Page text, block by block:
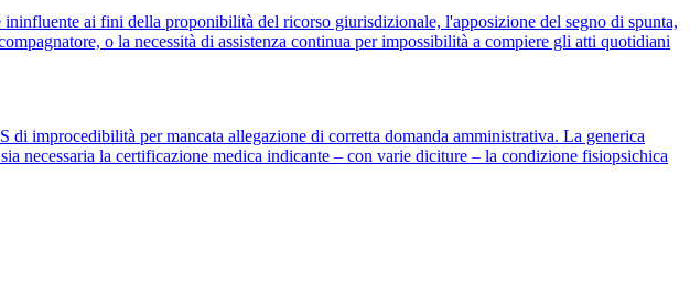
ai fini della proponibilità del ricorso giurisdizionale, l'apposizione del segno di spunta,
o la necessità di assistenza continua per impossibilità a compiere gli atti quotidiani
improcedibilità per mancata allegazione di corretta domanda amministrativa. La generica
necessaria la certificazione medica indicante – con varie diciture – la condizione fisiopsichica